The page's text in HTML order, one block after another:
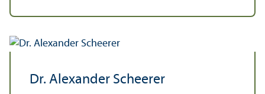
Dr. Alexander Scheerer